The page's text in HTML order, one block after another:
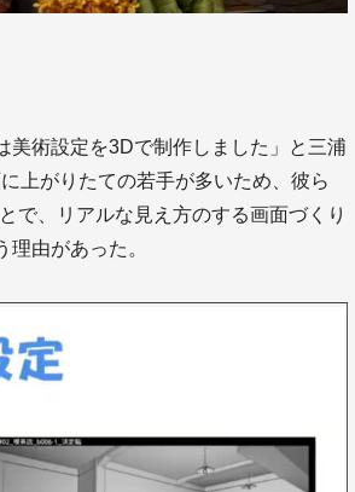
美術設定を3Dで制作しました」と三浦
上がりたての若手が多いため、彼ら
で、リアルな見え方のする画面づくり
由があった。